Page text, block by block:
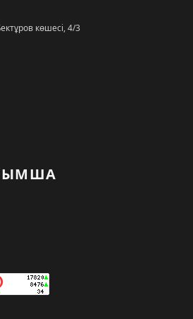
көшесі, 4/3